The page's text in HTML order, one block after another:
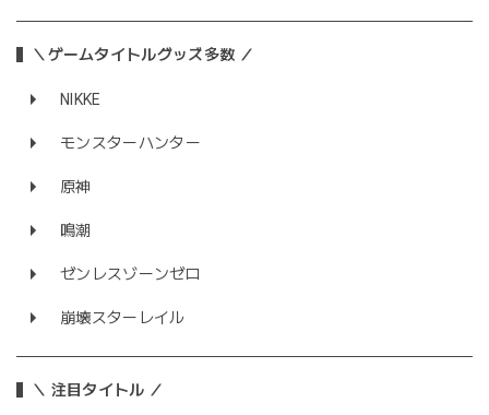
＼ゲームタイトルグッズ多数 ／
NIKKE
モンスターハンター
原神
鳴潮
ゼンレスゾーンゼロ
崩壊スターレイル
＼ 注目タイトル ／